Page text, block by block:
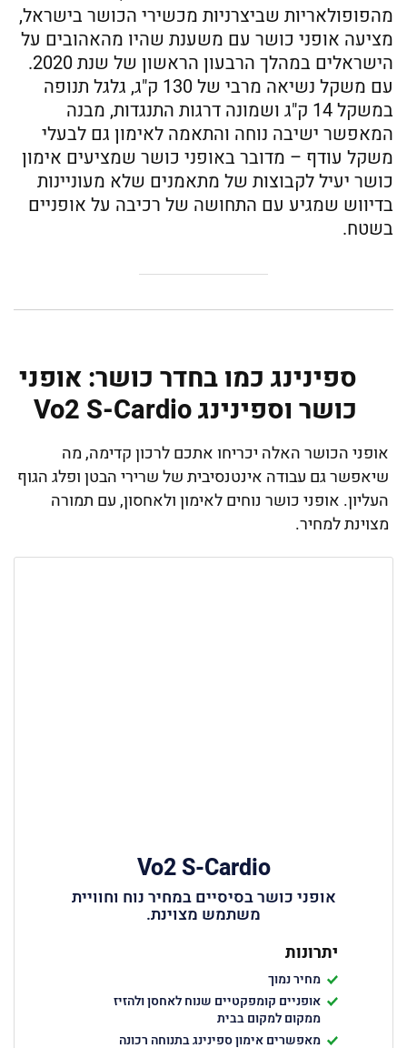
מהפופולאריות שביצרניות מכשירי הכושר בישראל,
מציעה אופני כושר עם משענת שהיו מהאהובים על
הישראלים במהלך הרבעון הראשון של שנת 2020.
עם משקל נשיאה מרבי של 130 ק"ג, גלגל תנופה
במשקל 14 ק"ג ושמונה דרגות התנגדות, מבנה
המאפשר ישיבה נוחה והתאמה לאימון גם לבעלי
משקל עודף – מדובר באופני כושר שמציעים אימון
כושר יעיל לקבוצות של מתאמנים שלא מעוניינות
בדיווש שמגיע עם התחושה של רכיבה על אופניים
בשטח.
ספינינג כמו בחדר כושר: אופני
כושר וספינינג Vo2 S-Cardio
אופני הכושר האלה יכריחו אתכם לרכון קדימה, מה
שיאפשר גם עבודה אינטנסיבית של שרירי הבטן ופלג הגוף
העליון. אופני כושר נוחים לאימון ולאחסון, עם תמורה
מצוינת למחיר.
Vo2 S-Cardio
אופני כושר בסיסיים במחיר נוח וחוויית
משתמש מצוינת.
יתרונות
מחיר נמוך
אופניים קומפקטיים שנוח לאחסן ולהזיז
ממקום למקום בבית
מאפשרים אימון ספינינג בתנוחה רכונה